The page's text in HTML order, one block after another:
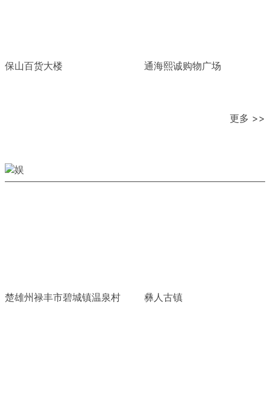
保山百货大楼 通海熙诚购物广场
更多 >>
楚雄州禄丰市碧城镇温泉村 彝人古镇